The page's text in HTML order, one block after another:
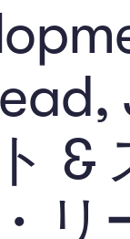
&
リ